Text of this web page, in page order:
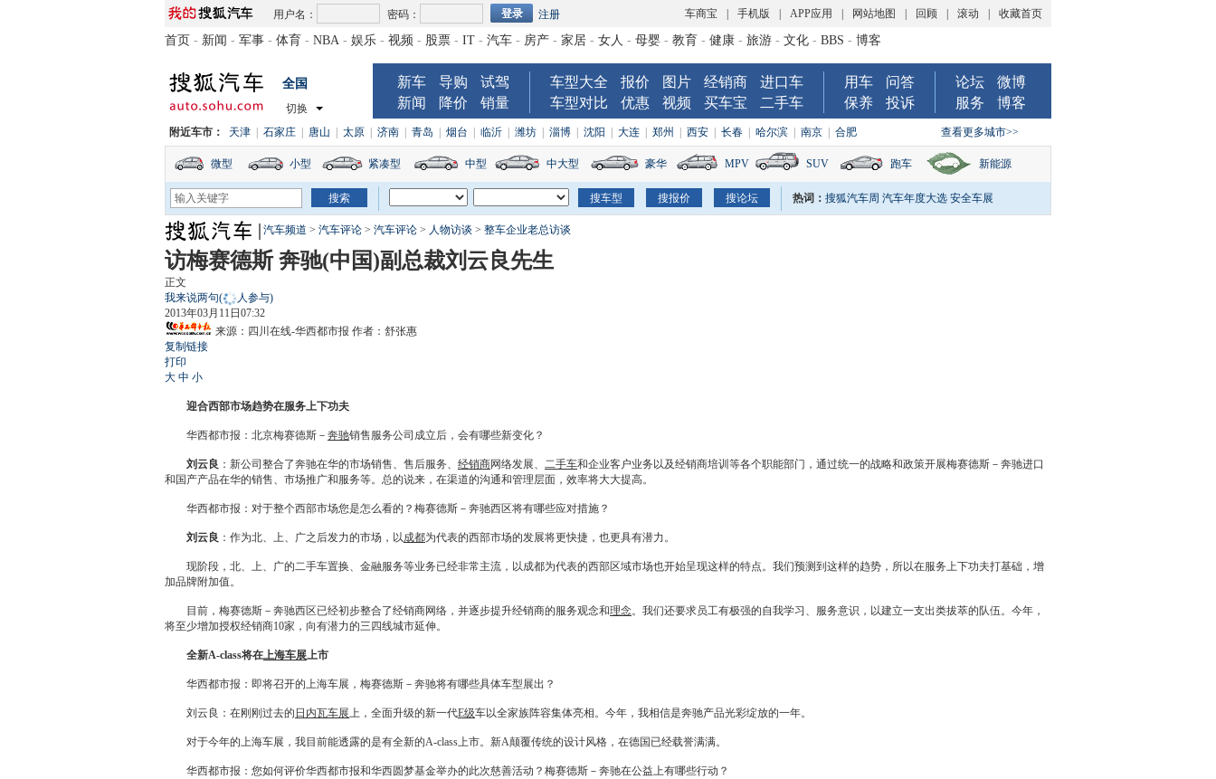
用户名： 密码： 注册 车商宝 手机版 APP应用 网站地图 回顾 滚动 收藏首页
首页 - 新闻 - 军事 - 体育 - NBA - 娱乐 - 视频 - 股票 - IT - 汽车 - 房产 - 家居 - 女人 - 母婴 - 教育 - 健康 - 旅游 - 文化 - BBS - 博客
全国
切换
新车 导购
试驾
新闻
降价 销量
车型大全 报价 图片 经销商
进口车
车型对比
优惠 视频 买车宝 二手车
用车
问答
保养
投诉
论坛
微博
服务
博客
查看更多城市>>
附近车市： 天津 石家庄 唐山 太原 济南 青岛 烟台 临沂 潍坊 淄博 沈阳 大连 郑州 西安 长春 哈尔滨 南京 合肥
微型 小型 紧凑型 中型 中大型 豪华 MPV SUV 跑车 新能源
热词： 搜狐汽车周 汽车年度大选 安全车展
汽车频道 > 汽车评论 > 汽车评论 > 人物访谈 > 整车企业老总访谈
访梅赛德斯 奔驰(中国)副总裁刘云良先生
正文
我来说两句(
人参与)
2013年03月11日07:32
来源： 四川在线-华西都市报 作者：舒张惠
复制链接
打印
大 中 小
迎合西部市场趋势在服务上下功夫
华西都市报：北京梅赛德斯－ 奔驰销售服务公司成立后，会有哪些新变化？
刘云良 ：新公司整合了奔驰在华的市场销售、售后服务、 经销商网络发展、 二手车和企业客户业务以及经销商培训等各个职能部门，通过统一的战略和政策开展梅赛德斯－ 奔驰进口
和国产产品在华的销售、市场推广和服务等。总的说来，在渠道的沟通和管理层面，效率将大大提高。
华西都市报：对于整个西部市场您是怎么看的？梅赛德斯－ 奔驰西区将有哪些应对措施？
刘云良 ：作为北、上、广之后发力的市场，以成都为代表的西部市场的发展将更快捷，也更具有潜力。
现阶段，北、上、广的二手车置换、金融服务等业务已经非常主流，以成都为代表的西部区域市场也开始呈现这样的特点。我们预测到这样的趋势，所以在服务上下功夫打基础，增
加品牌附加值。
目前，梅赛德斯－ 奔驰西区已经初步整合了经销商网络，并逐步提升经销商的服务观念和理念。我们还要求员工有极强的自我学习、服务意识，以建立一支出类拔萃的队伍。今年，
将至少增加授权经销商10家，向有潜力的三四线城市延伸。
全新A-class将在上海车展上市
华西都市报：即将召开的上海车展 ，梅赛德斯－ 奔驰将有哪些具体车型展出？
刘云良：在刚刚过去的 日内瓦车展上，全面升级的新一代E级车以全家族阵容集体亮相。今年，我相信是奔驰产品光彩绽放的一年。
对于今年的上海车展 ，我目前能透露的是有全新的A-class上市。新A颠覆传统的设计风格，在德国已经载誉满满。
华西都市报：您如何评价华西都市报和华西圆梦基金举办的此次慈善活动？梅赛德斯－ 奔驰在公益上有哪些行动？